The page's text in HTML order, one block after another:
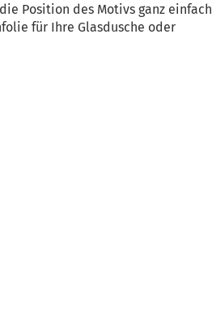
Position des Motivs ganz einfach
für Ihre Glasdusche oder